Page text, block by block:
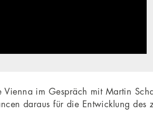
im Gespräch mit Martin
daraus für die Entwicklung des